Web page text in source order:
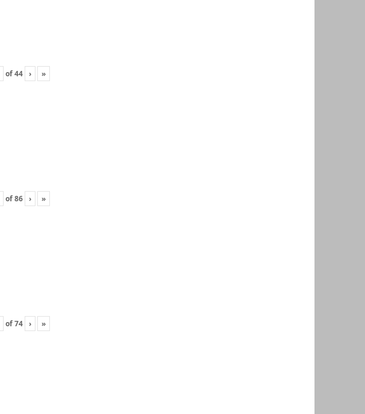
of44 › »
of86 › »
of74 › »